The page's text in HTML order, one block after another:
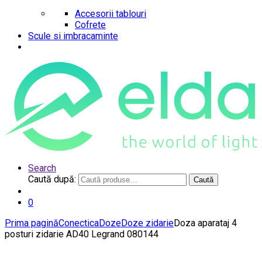
Accesorii tablouri
Cofrete
Scule si imbracaminte
Search
Caută după:
Caută
0
Prima paginăConecticaDozeDoze zidarieDoza aparataj 4
posturi zidarie AD40 Legrand 080144